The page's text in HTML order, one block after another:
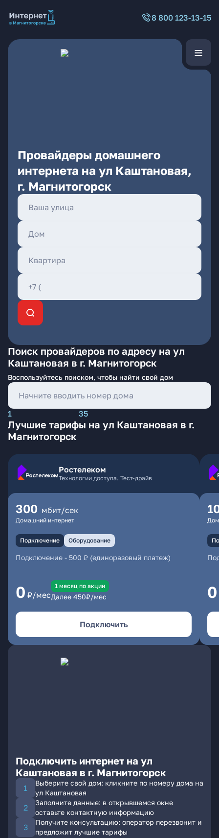
8 800 123-13-15
Провайдеры домашнего
интернета на ул Каштановая,
г. Магнитогорск
Поиск провайдеров по адресу на ул
Каштановая в г. Магнитогорск
Воспользуйтесь поиском, чтобы найти свой дом
1 35
Лучшие тарифы на ул Каштановая в г.
Магнитогорск
Ростелеком
Технологии доступа. Тест-драйв
300 мбит/сек
Домашний интернет
Подключение Оборудование
Подключение - 500 ₽ (единоразовый платеж)
0 ₽/мес
1 месяц по акции
Далее 450₽/мес
Подключить
0
Подключить интернет на ул
Каштановая в г. Магнитогорск
Выберите свой дом: кликните по номеру дома на
ул Каштановая
Заполните данные: в открывшемся окне
оставьте контактную информацию
Получите консультацию: оператор перезвонит и
предложит лучшие тарифы